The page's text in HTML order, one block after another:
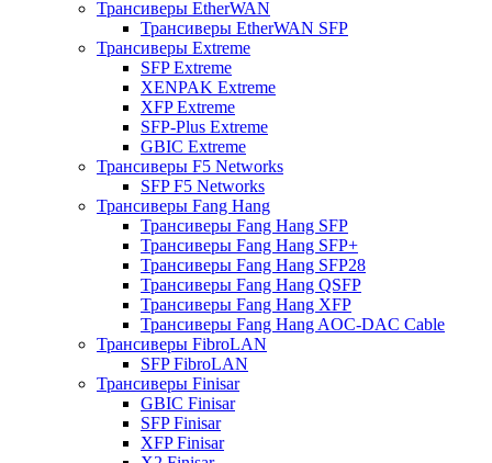
Трансиверы EtherWAN
Трансиверы EtherWAN SFP
Трансиверы Extreme
SFP Extreme
XENPAK Extreme
XFP Extreme
SFP-Plus Extreme
GBIC Extreme
Трансиверы F5 Networks
SFP F5 Networks
Трансиверы Fang Hang
Трансиверы Fang Hang SFP
Трансиверы Fang Hang SFP+
Трансиверы Fang Hang SFP28
Трансиверы Fang Hang QSFP
Трансиверы Fang Hang XFP
Трансиверы Fang Hang AOC-DAC Cable
Трансиверы FibroLAN
SFP FibroLAN
Трансиверы Finisar
GBIC Finisar
SFP Finisar
XFP Finisar